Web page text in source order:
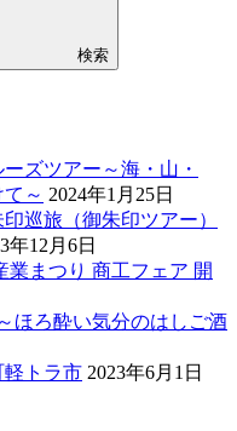
検索
ズツアー～海・山・
～ 2024年1月25日
巡旅（御朱印ツアー）
年12月6日
業まつり 商工フェア 開
ほろ酔い気分のはしご酒
軽トラ市 2023年6月1日